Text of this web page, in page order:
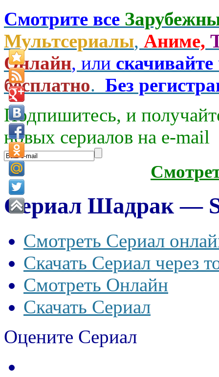
Смотрите все
Мультсериалы, Аниме,
Онлайн, или скачивайте
бесплатно. Без
Подпишитесь, и
новых сериалов на e-mаil
Сериал Шадрак —
Смотреть Сериал
Скачать Сериал через
Смотреть Онлайн
Скачать Сериал
Оцените Сериал